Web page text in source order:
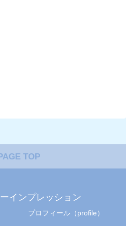
PAGE TOP
インプレッション
プロフィール（profile）